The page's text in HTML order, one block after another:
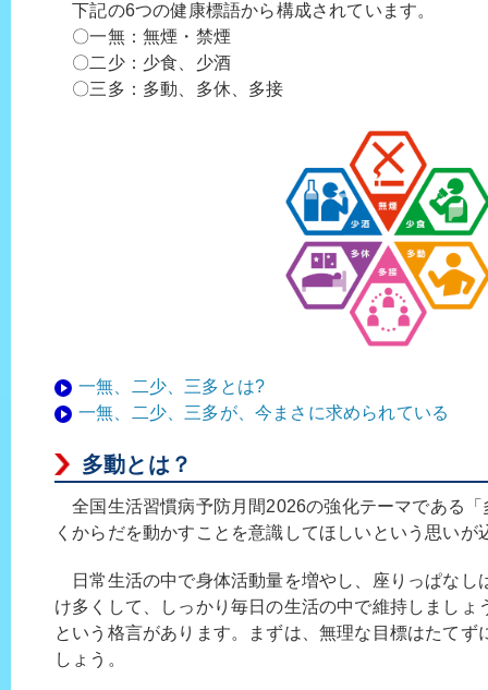
下記の6つの健康標語から構成されています。
〇一無：無煙・禁煙
〇二少：少食、少酒
〇三多：多動、多休、多接
一無、二少、三多とは?
一無、二少、三多が、今まさに求められている
多動とは？
全国生活習慣病予防月間2026の強化テーマである「
くからだを動かすことを意識してほしいという思いが
日常生活の中で身体活動量を増やし、座りっぱなし
け多くして、しっかり毎日の生活の中で維持しましょ
という格言があります。まずは、無理な目標はたてず
しょう。